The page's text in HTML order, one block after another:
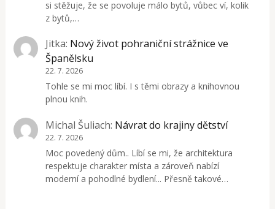
si stěžuje, že se povoluje málo bytů, vůbec ví, kolik
z bytů,…
Jitka: Nový život pohraniční strážnice ve
Španělsku
22. 7. 2026
Tohle se mi moc líbí. I s těmi obrazy a knihovnou
plnou knih.
Michal Šuliach: Návrat do krajiny dětství
22. 7. 2026
Moc povedený dům.. Líbí se mi, že architektura
respektuje charakter místa a zároveň nabízí
moderní a pohodlné bydlení... Přesně takové…